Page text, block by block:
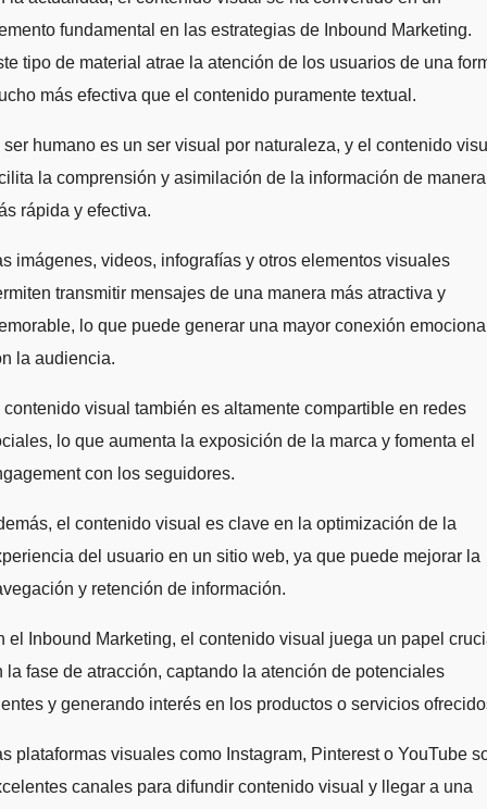
fundamental en las estrategias de Inbound Marketing.
tipo de material atrae la atención de los usuarios de una
más efectiva que el contenido puramente textual.
ser humano es un ser visual por naturaleza, y el contenido
la comprensión y asimilación de la información de manera
rápida y efectiva.
imágenes, videos, infografías y otros elementos visuales
transmitir mensajes de una manera más atractiva y
lo que puede generar una mayor conexión
la audiencia.
contenido visual también es altamente compartible en redes
lo que aumenta la exposición de la marca y fomenta el
con los seguidores.
el contenido visual es clave en la optimización de la
del usuario en un sitio web, ya que puede mejorar la
y retención de información.
el Inbound Marketing, el contenido visual juega un papel
la fase de atracción, captando la atención de potenciales
y generando interés en los productos o servicios
plataformas visuales como Instagram, Pinterest o YouTube
canales para difundir contenido visual y llegar a una